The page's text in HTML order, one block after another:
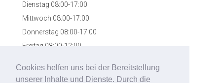
Cookies helfen uns bei der Bereitstellung
unserer Inhalte und Dienste. Durch die
Dienstag 08:00-17:00
Mittwoch 08:00-17:00
Donnerstag 08:00-17:00
Freitag 08:00-12:00